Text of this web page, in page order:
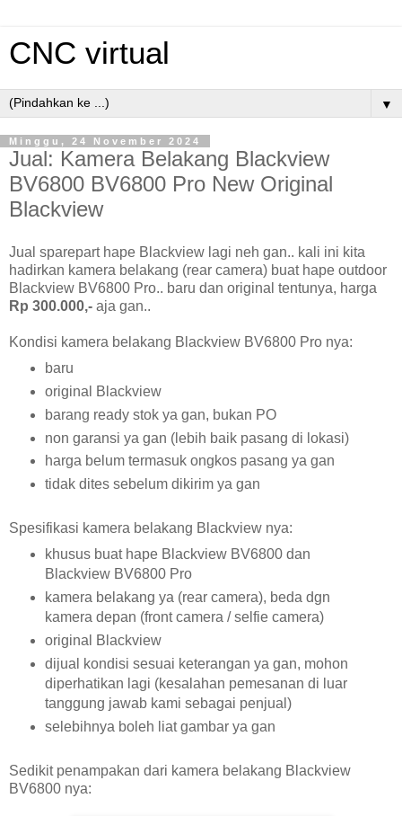
CNC virtual
▼
Minggu, 24 November 2024
Jual: Kamera Belakang Blackview
BV6800 BV6800 Pro New Original
Blackview
Jual sparepart hape Blackview lagi neh gan.. kali ini kita
hadirkan kamera belakang (rear camera) buat hape outdoor
Blackview BV6800 Pro.. baru dan original tentunya, harga
Rp 300.000,- aja gan..
Kondisi kamera belakang Blackview BV6800 Pro nya:
baru
original Blackview
barang ready stok ya gan, bukan PO
non garansi ya gan (lebih baik pasang di lokasi)
harga belum termasuk ongkos pasang ya gan
tidak dites sebelum dikirim ya gan
Spesifikasi kamera belakang Blackview nya:
khusus buat hape Blackview BV6800 dan
Blackview BV6800 Pro
kamera belakang ya (rear camera), beda dgn
kamera depan (front camera / selfie camera)
original Blackview
dijual kondisi sesuai keterangan ya gan, mohon
diperhatikan lagi (kesalahan pemesanan di luar
tanggung jawab kami sebagai penjual)
selebihnya boleh liat gambar ya gan
Sedikit penampakan dari kamera belakang Blackview
BV6800 nya: